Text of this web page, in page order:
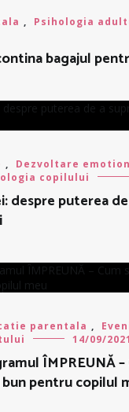
,
Psihologia
bagajul
, Dezvoltare
copilului
despre puterea
parentala ,
14/09/2021
ÎMPREUNĂ
pentru copilul